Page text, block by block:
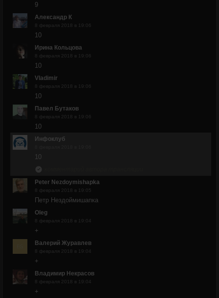
9
Александр К
8 февраля 2018 в 19:06
10
Ирина Кольцова
8 февраля 2018 в 19:06
10
Vladimir
8 февраля 2018 в 19:06
10
Павел Бутаков
8 февраля 2018 в 19:06
10
Инфоклуб
10
Peter Nezdoymishapka
8 февраля 2018 в 19:05
Петр Нездоймишапка
Oleg
8 февраля 2018 в 19:04
+
Валерий Журавлев
8 февраля 2018 в 19:04
+
Владимир Некрасов
8 февраля 2018 в 19:04
+